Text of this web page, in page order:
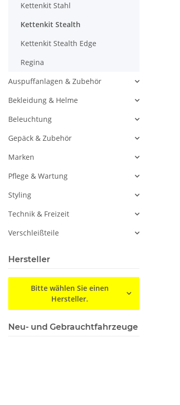
Kettenkit Stahl
Kettenkit Stealth
Kettenkit Stealth Edge
Regina
Auspuffanlagen & Zubehör
Bekleidung & Helme
Beleuchtung
Gepäck & Zubehör
Marken
Pflege & Wartung
Styling
Technik & Freizeit
Verschleißteile
Hersteller
Bitte wählen Sie einen
Hersteller.
Neu- und Gebrauchtfahrzeuge